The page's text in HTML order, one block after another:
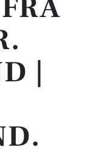
|